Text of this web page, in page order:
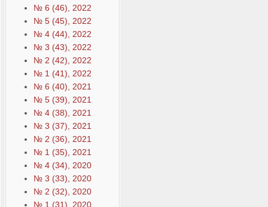
№ 6 (46), 2022
№ 5 (45), 2022
№ 4 (44), 2022
№ 3 (43), 2022
№ 2 (42), 2022
№ 1 (41), 2022
№ 6 (40), 2021
№ 5 (39), 2021
№ 4 (38), 2021
№ 3 (37), 2021
№ 2 (36), 2021
№ 1 (35), 2021
№ 4 (34), 2020
№ 3 (33), 2020
№ 2 (32), 2020
№ 1 (31), 2020